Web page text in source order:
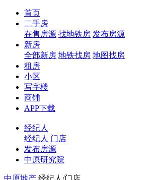
首页
二手房
在售房源 找地铁房 发布房源
新房
全部新房 地铁找房 地图找房
租房
小区
写字楼
商铺
APP下载
经纪人
经纪人 门店
发布房源
中原研究院
中原地产 经纪人/门店